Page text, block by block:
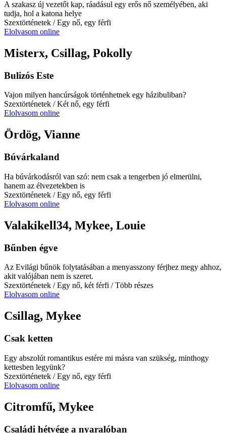
A szakasz új vezetőt kap, ráadásul egy erős nő személyében, aki
tudja, hol a katona helye
Szextörténetek / Egy nő, egy férfi
Elolvasom online
Misterx, Csillag, Pokolly
Bulizós Este
Vajon milyen hancúrságok történhetnek egy házibuliban?
Szextörténetek / Két nő, egy férfi
Elolvasom online
Ördög, Vianne
Búvárkaland
Ha búvárkodásról van szó: nem csak a tengerben jó elmerülni,
hanem az élvezetekben is
Szextörténetek / Egy nő, egy férfi
Elolvasom online
Valakikell34, Mykee, Louie
Bűnben égve
Az Evilági bűnök folytatásában a menyasszony férjhez megy ahhoz,
akit valójában nem is szeret.
Szextörténetek / Egy nő, két férfi / Több részes
Elolvasom online
Csillag, Mykee
Csak ketten
Egy abszolút romantikus estére mi másra van szükség, minthogy
kettesben legyünk?
Szextörténetek / Egy nő, egy férfi
Elolvasom online
Citromfű, Mykee
Családi hétvége a nyaralóban